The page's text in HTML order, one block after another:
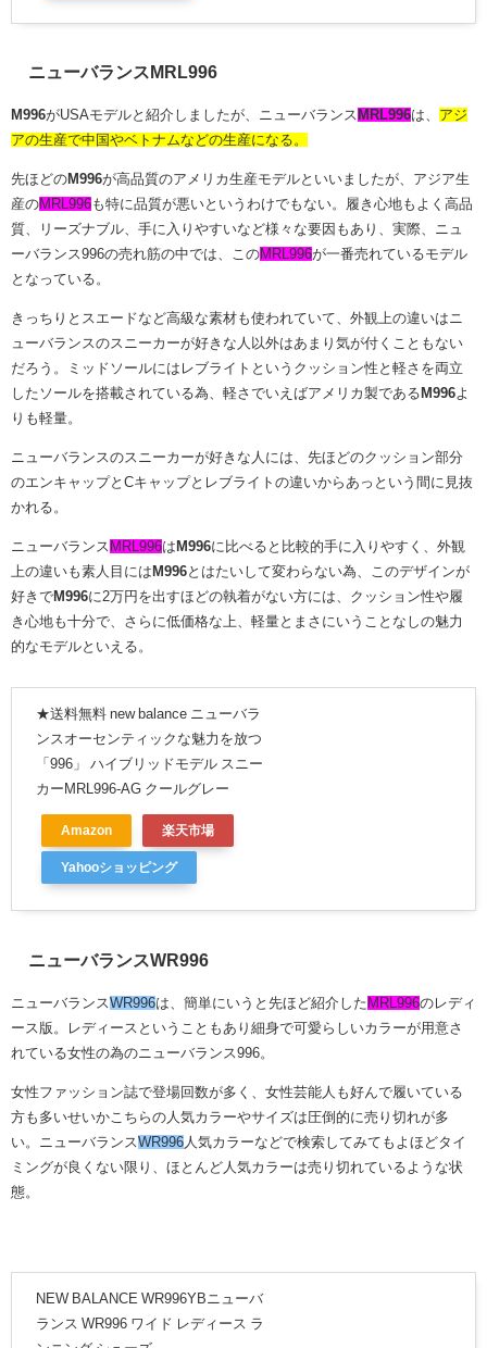
ニューバランスMRL996
M996がUSAモデルと紹介しましたが、ニューバランス MRL996は、 アジ
アの生産で中国やベトナムなどの生産になる。
先ほどのM996が高品質のアメリカ生産モデルといいましたが、アジア生
産のMRL996も特に品質が悪いというわけでもない。履き心地もよく高品
質、リーズナブル、手に入りやすいなど様々な要因もあり、実際、ニュ
ーバランス996の売れ筋の中では、このMRL996が一番売れているモデル
となっている。
きっちりとスエードなど高級な素材も使われていて、外観上の違いはニ
ューバランスのスニーカーが好きな人以外はあまり気が付くこともない
だろう。ミッドソールには レブライト というクッション性と軽さを両立
したソールを搭載されている為、軽さでいえばアメリカ製である M996よ
りも軽量。
ニューバランスのスニーカーが好きな人には、先ほどのクッション部分
のエンキャップとCキャップとレブライトの違いからあっという間に見抜
かれる。
ニューバランス MRL996は M996に比べると比較的手に入りやすく、外観
上の違いも素人目には M996とはたいして変わらない為、このデザインが
好きでM996に2万円を出すほどの執着がない方には、クッション性や履
き心地も十分で、さらに低価格な上、軽量とまさにいうことなしの魅力
的なモデルといえる。
★送料無料 new balance ニューバラ
ンスオーセンティックな魅力を放つ
「996」 ハイブリッドモデル スニー
カーMRL996-AG クールグレー
Amazon 楽天市場
Yahooショッピング
ニューバランスWR996
ニューバランスWR996は、簡単にいうと先ほど紹介した MRL996のレディ
ース版 。レディースということもあり細身で可愛らしいカラーが用意さ
れている女性の為のニューバランス996。
女性ファッション誌で登場回数が多く、女性芸能人も好んで履いている
方も多いせいかこちらの人気カラーやサイズは圧倒的に売り切れが多
い。ニューバランスWR996 人気カラーなどで検索してみてもよほどタイ
ミングが良くない限り、ほとんど人気カラーは売り切れているような状
態。
NEW BALANCE WR996YBニューバ
ランス WR996 ワイド レディース ラ